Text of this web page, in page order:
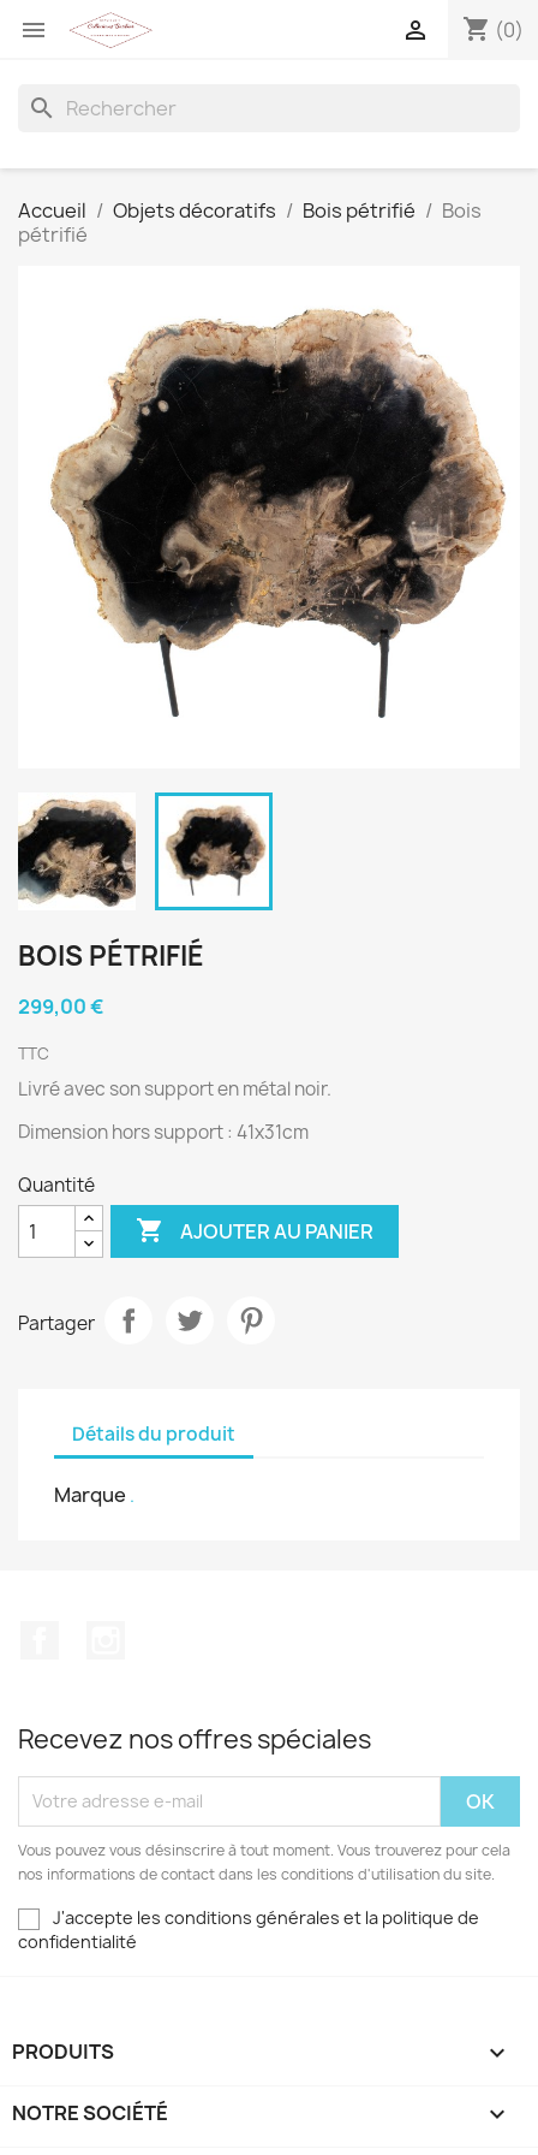
 shopping_cart (0)

search
Accueil Objets décoratifs Bois pétrifié
Bois
pétrifié
BOIS PÉTRIFIÉ
299,00 €
TTC
Livré avec son support en métal noir.
Dimension hors support : 41x31cm
Quantité
 AJOUTER AU PANIER
Partager
Détails du produit
Marque .
Recevez nos offres spéciales
Vous pouvez vous désinscrire à tout moment. Vous trouverez pour cela
nos informations de contact dans les conditions d'utilisation du site.
J'accepte les conditions générales et la politique de
confidentialité
PRODUITS 
NOTRE SOCIÉTÉ 